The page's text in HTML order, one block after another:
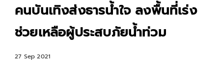
คนบันเทิงส่งธารน้ำใจ ลงพื้นที่เร่ง
ช่วยเหลือผู้ประสบภัยน้ำท่วม
27 Sep 2021